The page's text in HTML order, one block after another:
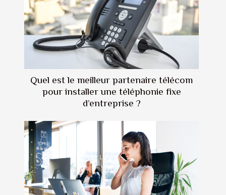
Quel est le meilleur partenaire télécom
pour installer une téléphonie fixe
d’entreprise ?